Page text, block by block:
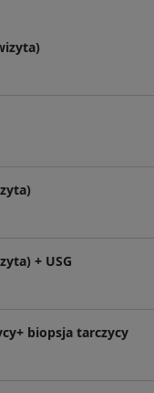
+ USG
biopsja tarczycy